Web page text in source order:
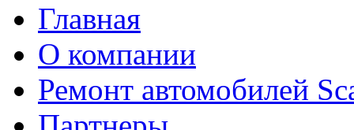
Главная
О компании
Ремонт автомобилей